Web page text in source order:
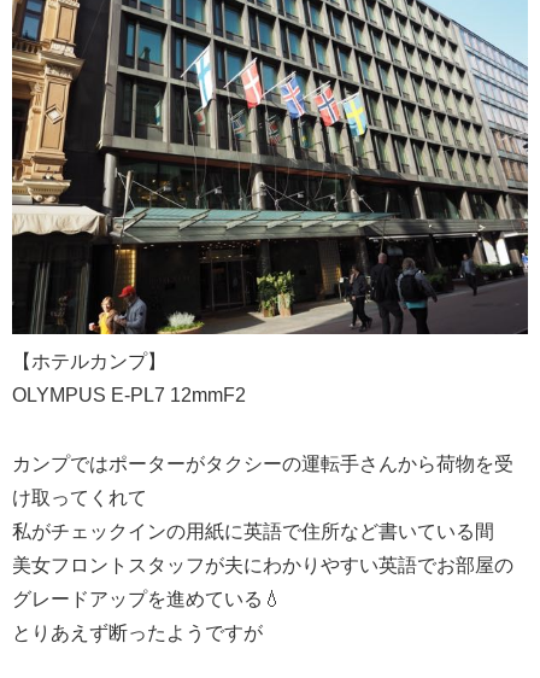
【ホテルカンプ】
OLYMPUS E-PL7 12mmF2
カンプではポーターがタクシーの運転手さんから荷物を受
け取ってくれて
私がチェックインの用紙に英語で住所など書いている間
美女フロントスタッフが夫にわかりやすい英語でお部屋の
グレードアップを進めている💧
とりあえず断ったようですが